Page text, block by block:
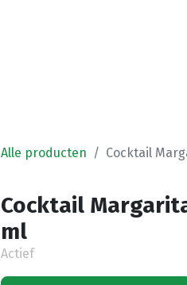
Alle producten Cocktail
Cocktail
ml
Actief